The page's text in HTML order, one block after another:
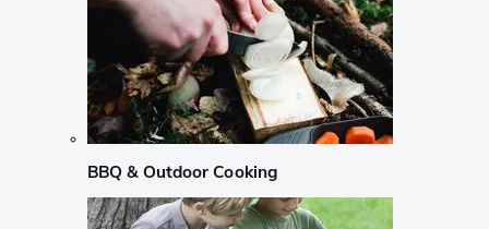
BBQ & Outdoor Cooking